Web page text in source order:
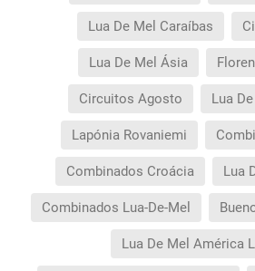
Lua De Mel Caraíbas
Lua De Mel Ásia
Circuitos Agosto Lua
Lapónia Rovaniemi
Combinados Croácia Lua
Combinados Lua-De-Mel
Lua De Mel América